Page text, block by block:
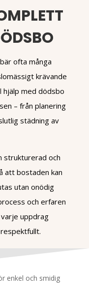
ofta många
krävande
hjälp med dödsbo
– från planering
städning av
strukturerad och
att bostaden kan
utan onödig
och erfaren
uppdrag